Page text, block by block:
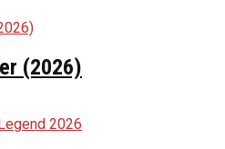
(2026)